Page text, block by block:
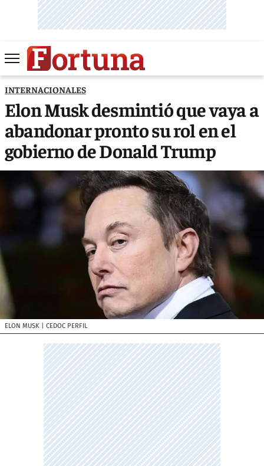
INTERNACIONALES
Elon Musk desmintió que vaya a
abandonar pronto su rol en el
gobierno de Donald Trump
ELON MUSK | CEDOC PERFIL